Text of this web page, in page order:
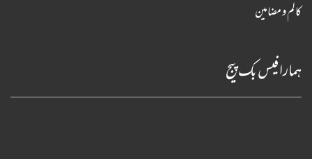
کالم و مضامین
ہمارا فیس بک پیج